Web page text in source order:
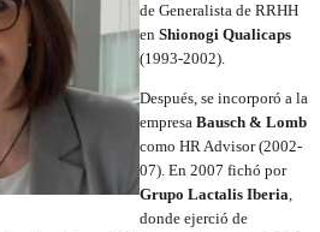
de Generalista de RRHH
en Shionogi Qualicaps
(1993-2002).
Después, se incorporó a la
empresa Bausch & Lomb
como HR Advisor (2002-
07). En 2007 fichó por
Grupo Lactalis Iberia,
donde ejerció de